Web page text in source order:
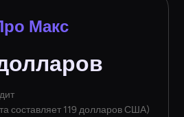
Макс
составляет 119 долларов США)